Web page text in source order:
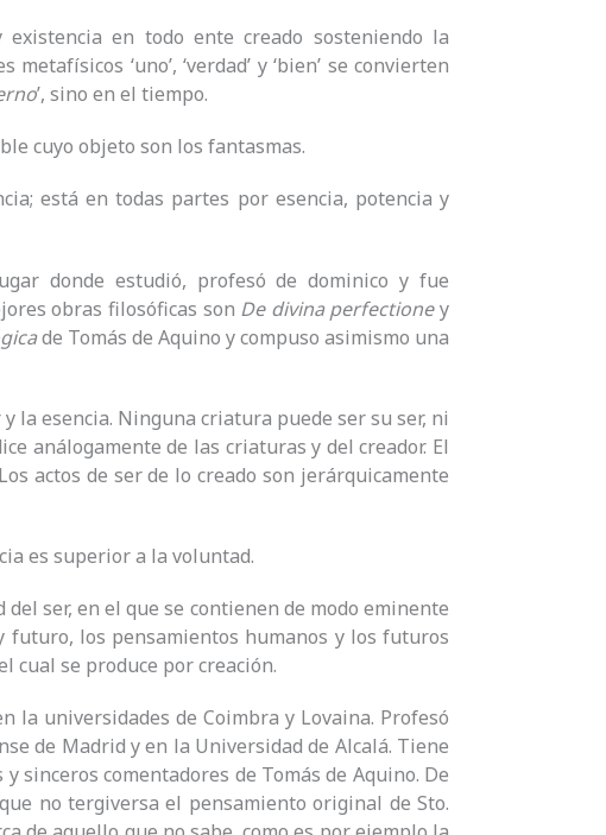
en todo ente creado sosteniendo la
‘uno’, ‘verdad’ y ‘bien’ se convierten
’, sino en el tiempo.
cuyo objeto son los fantasmas.
está en todas partes por esencia, potencia y
donde estudió, profesó de dominico y fue
obras filosóficas son De divina perfectioney
de Tomás de Aquino y compuso asimismo una
la esencia. Ninguna criatura puede ser su ser, ni
análogamente de las criaturas y del creador. El
actos de ser de lo creado son jerárquicamente
es superior a la voluntad.
ser, en el que se contienen de modo eminente
futuro, los pensamientos humanos y los futuros
cual se produce por creación.
la universidades de Coimbra y Lovaina. Profesó
de Madrid y en la Universidad de Alcalá. Tiene
sinceros comentadores de Tomás de Aquino. De
no tergiversa el pensamiento original de Sto.